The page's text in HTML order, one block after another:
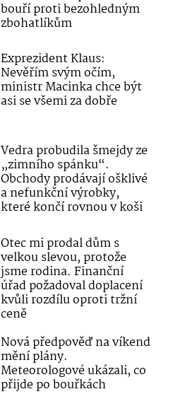
bouří proti bezohledným
zbohatlíkům
Exprezident Klaus:
Nevěřím svým očím,
ministr Macinka chce být
asi se všemi za dobře
Vedra probudila šmejdy ze
„zimního spánku“.
Obchody prodávají ošklivé
a nefunkční výrobky,
které končí rovnou v koši
Otec mi prodal dům s
velkou slevou, protože
jsme rodina. Finanční
úřad požadoval doplacení
kvůli rozdílu oproti tržní
ceně
Nová předpověď na víkend
mění plány.
Meteorologové ukázali, co
přijde po bouřkách